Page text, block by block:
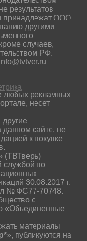
результатов
принадлежат ООО
другими
случаев,
РФ.
любых рекламных
несет
другие
сайте, не
к покупке
(ТВТверь)
службой по
30.08.2017 г.
№ ФС77-70748.
с
«Объединенные
материалы
р*», публикуются на